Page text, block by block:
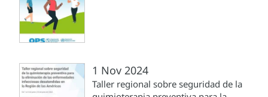
1 Nov 2024
Taller regional sobre seguridad de la